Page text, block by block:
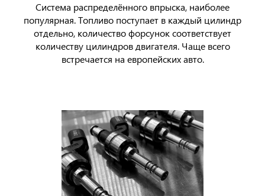
Система распределённого впрыска, наиболее
популярная. Топливо поступает в каждый цилиндр
отдельно, количество форсунок соответствует
количеству цилиндров двигателя. Чаще всего
встречается на европейских авто.